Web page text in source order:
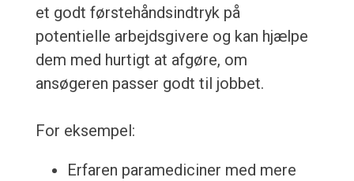
et godt førstehåndsindtryk på
potentielle arbejdsgivere og kan hjælpe
dem med hurtigt at afgøre, om
ansøgeren passer godt til jobbet.
For eksempel:
Erfaren paramediciner med mere